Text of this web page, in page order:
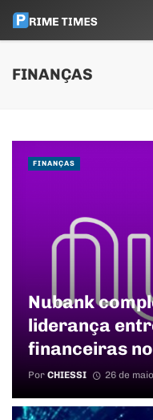
FINANÇAS
Nubank
liderança
financeiras
Por CHIESSI 26 de
FINANÇAS